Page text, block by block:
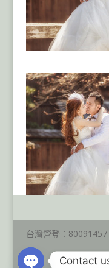
台灣營登：
Contact